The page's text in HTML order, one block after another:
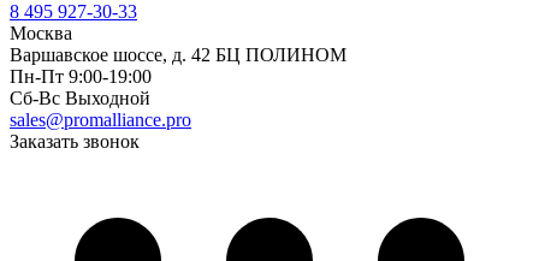
8 495 927-30-33
Москва
Варшавское шоссе, д. 42 БЦ ПОЛИНОМ
Пн-Пт 9:00-19:00
Cб-Вс Выходной
sales@promalliance.pro
Заказать звонок